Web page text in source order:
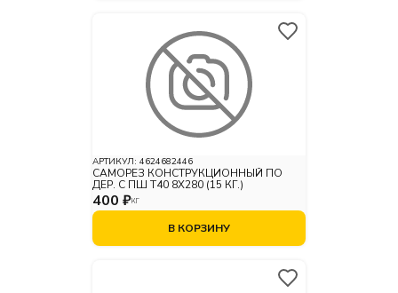
АРТИКУЛ: 4624682446
САМОРЕЗ КОНСТРУКЦИОННЫЙ ПО
ДЕР. С ПШ Т40 8Х280 (15 КГ.)
400 ₽КГ
В КОРЗИНУ